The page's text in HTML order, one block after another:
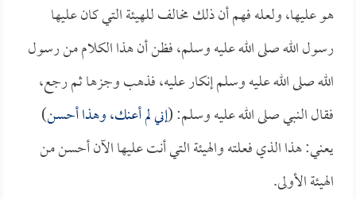
هو عليها، ولعله فهم أن ذلك مخالف للهيئة التي كان عليها
رسول الله صلى الله عليه وسلم، فظن أن هذا الكلام من رسول
الله صلى الله عليه وسلم إنكار عليه، فذهب وجزها ثم رجع،
فقال النبي صلى الله عليه وسلم: (إني لم أعنك، وهذا أحسن)
يعني: هذا الذي فعلته والهيئة التي أنت عليها الآن أحسن من
الهيئة الأولى.